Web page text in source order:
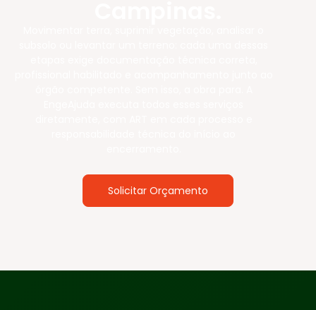
Solicitar Orçamento